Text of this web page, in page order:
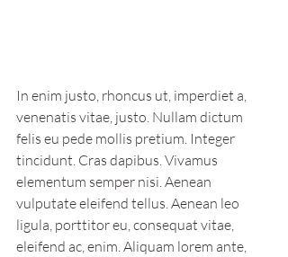
In enim justo, rhoncus ut, imperdiet a,
venenatis vitae, justo. Nullam dictum
felis eu pede mollis pretium. Integer
tincidunt. Cras dapibus. Vivamus
elementum semper nisi. Aenean
vulputate eleifend tellus. Aenean leo
ligula, porttitor eu, consequat vitae,
eleifend ac, enim. Aliquam lorem ante,